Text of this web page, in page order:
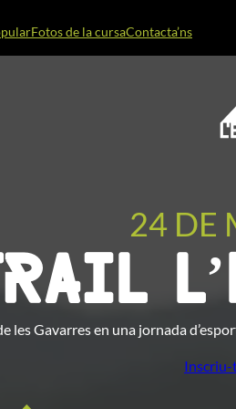
Fotos de la cursaContacta’ns
24 DE
les Gavarres en una jornada
Inscriu-